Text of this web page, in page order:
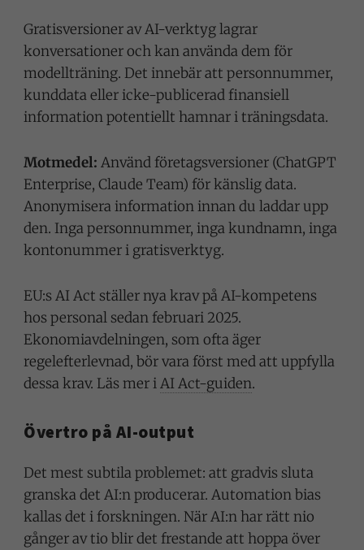
Gratisversioner av AI-verktyg lagrar
konversationer och kan använda dem för
modellträning. Det innebär att personnummer,
kunddata eller icke-publicerad finansiell
information potentiellt hamnar i träningsdata.
Motmedel: Använd företagsversioner (ChatGPT
Enterprise, Claude Team) för känslig data.
Anonymisera information innan du laddar upp
den. Inga personnummer, inga kundnamn, inga
kontonummer i gratisverktyg.
EU:s AI Act ställer nya krav på AI-kompetens
hos personal sedan februari 2025.
Ekonomiavdelningen, som ofta äger
regelefterlevnad, bör vara först med att uppfylla
dessa krav. Läs mer iAI Act-guiden.
Övertro på AI-output
Det mest subtila problemet: att gradvis sluta
granska det AI:n producerar. Automation bias
kallas det i forskningen. När AI:n har rätt nio
gånger av tio blir det frestande att hoppa över